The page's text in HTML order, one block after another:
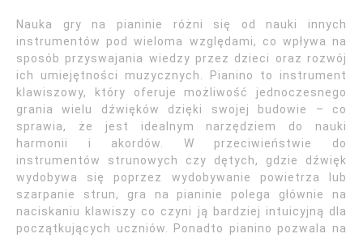
Nauka gry na pianinie różni się od nauki innych
instrumentów pod wieloma względami, co wpływa na
sposób przyswajania wiedzy przez dzieci oraz rozwój
ich umiejętności muzycznych. Pianino to instrument
klawiszowy, który oferuje możliwość jednoczesnego
grania wielu dźwięków dzięki swojej budowie – co
sprawia, że jest idealnym narzędziem do nauki
harmonii i akordów. W przeciwieństwie do
instrumentów strunowych czy dętych, gdzie dźwięk
wydobywa się poprzez wydobywanie powietrza lub
szarpanie strun, gra na pianinie polega głównie na
naciskaniu klawiszy co czyni ją bardziej intuicyjną dla
początkujących uczniów. Ponadto pianino pozwala na